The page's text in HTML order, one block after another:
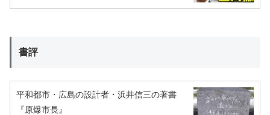
書評
平和都市・広島の設計者・浜井信三の著書
『原爆市長』